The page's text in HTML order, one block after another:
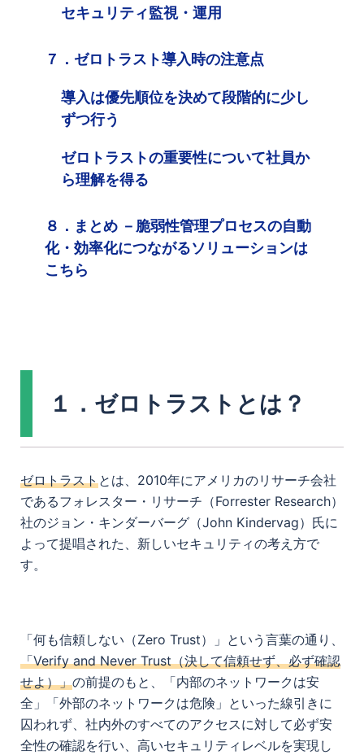
セキュリティ監視・運用
７．ゼロトラスト導入時の注意点
導入は優先順位を決めて段階的に少し
ずつ行う
ゼロトラストの重要性について社員か
ら理解を得る
８．まとめ －脆弱性管理プロセスの自動
化・効率化につながるソリューションは
こちら
１．ゼロトラストとは？
ゼロトラストとは、2010年にアメリカのリサーチ会社
であるフォレスター・リサーチ（Forrester Research）
社のジョン・キンダーバーグ（John Kindervag）氏に
よって提唱された、新しいセキュリティの考え方で
す。
「何も信頼しない（Zero Trust）」という言葉の通り、
「Verify and Never Trust（決して信頼せず、必ず確認
せよ）」の前提のもと、「内部のネットワークは安
全」「外部のネットワークは危険」といった線引きに
囚われず、社内外のすべてのアクセスに対して必ず安
全性の確認を行い、高いセキュリティレベルを実現し